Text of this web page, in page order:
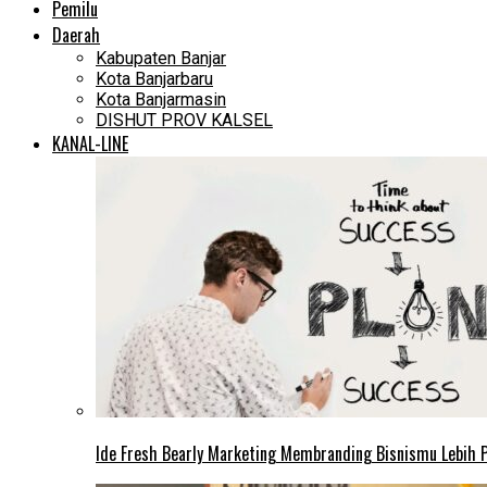
Pemilu
Daerah
Kabupaten Banjar
Kota Banjarbaru
Kota Banjarmasin
DISHUT PROV KALSEL
KANAL-LINE
Ide Fresh Bearly Marketing Membranding Bisnismu Lebih